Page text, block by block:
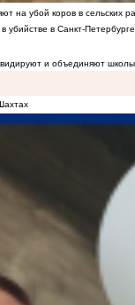
на убой коров в сельских
убийстве в Санкт-Петербурге
и объединяют